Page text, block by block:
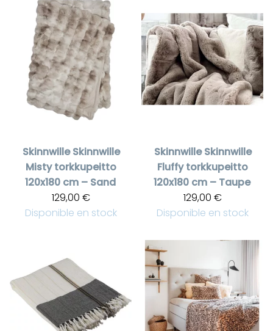
Skinnwille Skinnwille
Misty torkkupeitto
120x180 cm – Sand
129,00 €
Disponible en stock
Skinnwille Skinnwille
Fluffy torkkupeitto
120x180 cm – Taupe
129,00 €
Disponible en stock